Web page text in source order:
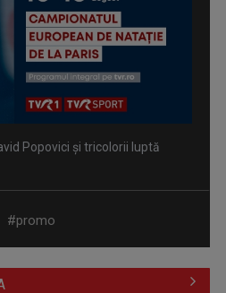
Popovici și tricolorii luptă
#promo